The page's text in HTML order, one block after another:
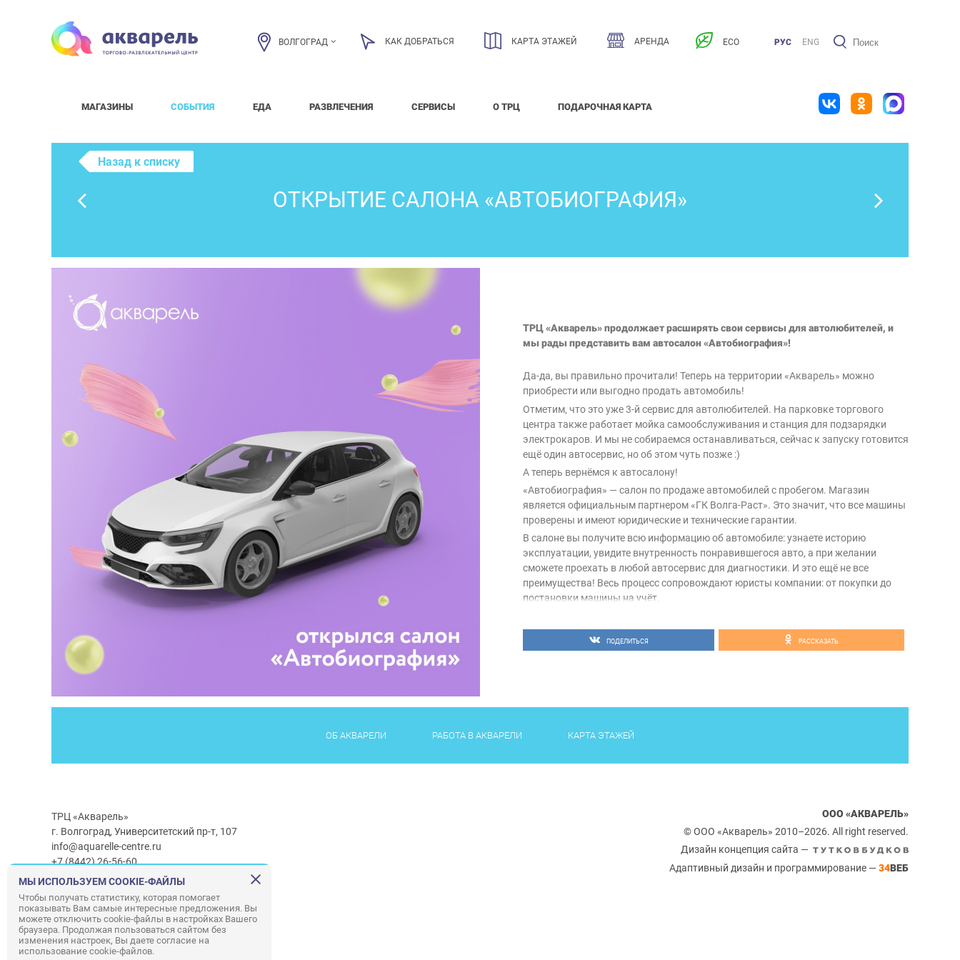
ВОЛГОГРАД КАК ДОБРАТЬСЯ КАРТА ЭТАЖЕЙ АРЕНДА ECO РУС ENG
МАГАЗИНЫ СОБЫТИЯ ЕДА РАЗВЛЕЧЕНИЯ СЕРВИСЫ О ТРЦ ПОДАРОЧНАЯ КАРТА
Назад к списку
ОТКРЫТИЕ САЛОНА «АВТОБИОГРАФИЯ»
ТРЦ «Акварель» продолжает расширять свои сервисы для автолюбителей, и
мы рады представить вам автосалон «Автобиография»!
Да-да, вы правильно прочитали! Теперь на территории «Акварель» можно
приобрести или выгодно продать автомобиль!
Отметим, что это уже 3-й сервис для автолюбителей. На парковке торгового
центра также работает мойка самообслуживания и станция для подзарядки
электрокаров. И мы не собираемся останавливаться, сейчас к запуску готовится
ещё один автосервис, но об этом чуть позже :)
А теперь вернёмся к автосалону!
«Автобиография» — салон по продаже автомобилей с пробегом. Магазин
является официальным партнером «ГК Волга-Раст». Это значит, что все машины
проверены и имеют юридические и технические гарантии.
В салоне вы получите всю информацию об автомобиле: узнаете историю
эксплуатации, увидите внутренность понравившегося авто, а при желании
сможете проехать в любой автосервис для диагностики. И это ещё не все
преимущества! Весь процесс сопровождают юристы компании: от покупки до
постановки машины на учёт.
Волгоград, пр-т Университетский, 107, парковка Л
Часы работы: с 09.00 до 20.00.
ПОДЕЛИТЬСЯ РАССКАЗАТЬ
ОБ АКВАРЕЛИ РАБОТА В АКВАРЕЛИ КАРТА ЭТАЖЕЙ
ТРЦ «Акварель»
г. Волгоград, Университетский пр-т, 107
info@aquarelle-centre.ru
+7 (8442) 26-56-60
Часы работы ТРЦ: с 10:00 до 22:00
Часы работы г/м Ашан:с 08:00 до 23:00
Часы работыг/мЛемана ПРО:с 08:00 до 22:00
Правила посещения ТРЦ «Акварель»
ООО «АКВАРЕЛЬ»
© ООО «Акварель» 2010–2026. All right reserved.
Дизайн концепция сайта —
Адаптивный дизайн и программирование — 34ВЕБ
МЫ ИСПОЛЬЗУЕМ COOKIE-ФАЙЛЫ
Чтобы получать статистику, которая помогает
показывать Вам самые интересные предложения. Вы
можете отключить cookie-файлы в настройках Вашего
браузера. Продолжая пользоваться сайтом без
изменения настроек, Вы даете согласие на
использование cookie-файлов.